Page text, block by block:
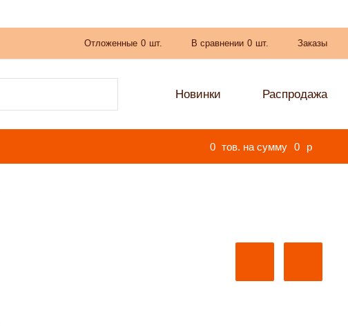
Отложенные 0 шт. В сравнении 0 шт. Заказы
Новинки Распродажа
0 тов. на сумму 0 p